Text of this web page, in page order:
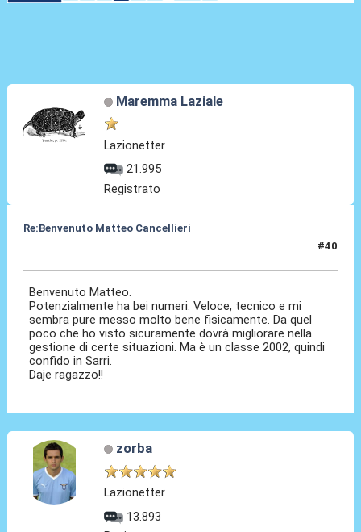
Maremma Laziale
Lazionetter
21.995
Registrato
Re:Benvenuto Matteo Cancellieri
#40
Benvenuto Matteo.
Potenzialmente ha bei numeri. Veloce, tecnico e mi
sembra pure messo molto bene fisicamente. Da quel
poco che ho visto sicuramente dovrà migliorare nella
gestione di certe situazioni. Ma è un classe 2002, quindi
confido in Sarri.
Daje ragazzo!!
zorba
Lazionetter
13.893